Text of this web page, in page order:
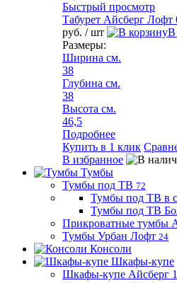
Быстрый просмотр
Табурет Айсберг
руб. / шт
В
Размеры:
Ширина см.
38
Глубина см.
38
Высота см.
46,5
Подробнее
Купить в 1 клик
В избранное
Тумбы
Тумбы под ТВ 72
Тумбы под ТВ в
Тумбы под ТВ
Прикроватные тумбы
Тумбы Урбан Лофт 24
Консоли
Шкафы-купе
Шкафы-купе Айсберг